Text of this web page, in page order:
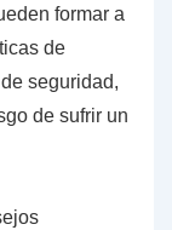
formar a
de
seguridad,
de sufrir un